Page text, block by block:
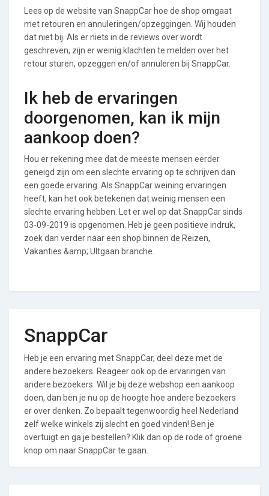
Lees op de website van SnappCar hoe de shop omgaat
met retouren en annuleringen/opzeggingen. Wij houden
dat niet bij. Als er niets in de reviews over wordt
geschreven, zijn er weinig klachten te melden over het
retour sturen, opzeggen en/of annuleren bij SnappCar.
Ik heb de ervaringen
doorgenomen, kan ik mijn
aankoop doen?
Hou er rekening mee dat de meeste mensen eerder
geneigd zijn om een slechte ervaring op te schrijven dan
een goede ervaring. Als SnappCar weining ervaringen
heeft, kan het ook betekenen dat weinig mensen een
slechte ervaring hebben. Let er wel op dat SnappCar sinds
03-09-2019 is opgenomen. Heb je geen positieve indruk,
zoek dan verder naar een shop binnen de Reizen,
Vakanties &amp; UItgaan branche.
SnappCar
Heb je een ervaring met SnappCar, deel deze met de
andere bezoekers. Reageer ook op de ervaringen van
andere bezoekers. Wil je bij deze webshop een aankoop
doen, dan ben je nu op de hoogte hoe andere bezoekers
er over denken. Zo bepaalt tegenwoordig heel Nederland
zelf welke winkels zij slecht en goed vinden! Ben je
overtuigt en ga je bestellen? Klik dan op de rode of groene
knop om naar SnappCar te gaan.